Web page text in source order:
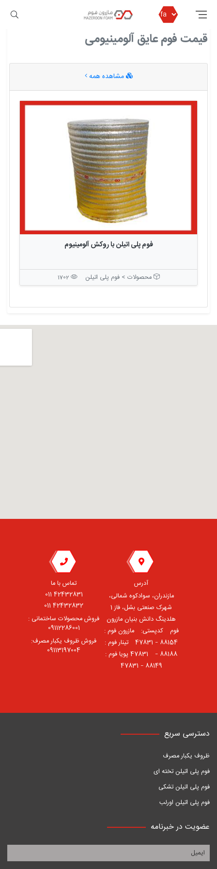
مازرون فوم قیمت فوم عایق آلومینیومی
قیمت فوم عایق آلومینیومی
مشاهده همه
فوم پلی اتیلن با روکش آلومینیوم
محصولات > فوم پلی اتیلن
آدرس
مازندران، سوادکوه شمالی،
شهرک صنعتی بشل، فاز 1
هلدینگ دانش بنیان مازرون
فوم ⠀کدپستی: ⠀مازرون فوم :
88154 – 47831 ⠀تینار فوم :
88188 – 47831⠀ پویا فوم :
88149 – 47831
تماس با ما
42432831 011
42432832 011
فروش محصولات ساختمانی :
09112286001
فروش ظروف یکبار مصرف:
09113197004
دسترسی سریع
ظروف یکبار مصرف
فوم پلی اتیلن تخته ای
فوم پلی اتیلن تشکی
فوم پلی اتیلن اورلب
عضویت در خبرنامه